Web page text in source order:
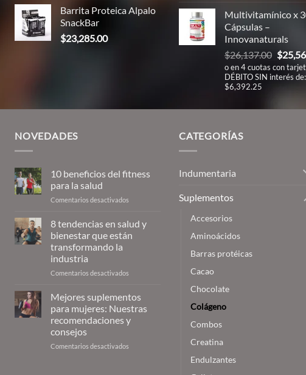
$30,999.00.
Barrita Proteica Alpalo
SnackBar
$23,285.00
Multivitamínico x
Cápsulas –
Innovanaturals
$26,137.00 El
precio
original
$
o en 4 cuotas con
DÉBITO SIN interés de:
$6,392.25
NOVEDADES
10 beneficios del fitness
para la salud
Comentarios desactivados
beneficios
del
fitness
8 tendencias en salud y
bienestar que están
transformando la
industria
Comentarios desactivados
tendencias
en
salud
y
Mejores suplementos
para mujeres: Nuestras
recomendaciones y
consejos
Comentarios desactivados
CATEGORÍAS
Indumentaria
Suplementos
Accesorios
Aminoácidos
Barras protéicas
Cacao
Chocolate
Colágeno
Combos
Creatina
Endulzantes